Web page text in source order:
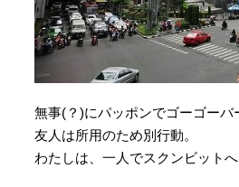
無事(？)にパッポンでゴーゴーバ
友人は所用のため別行動。
わたしは、一人でスクンビットへ